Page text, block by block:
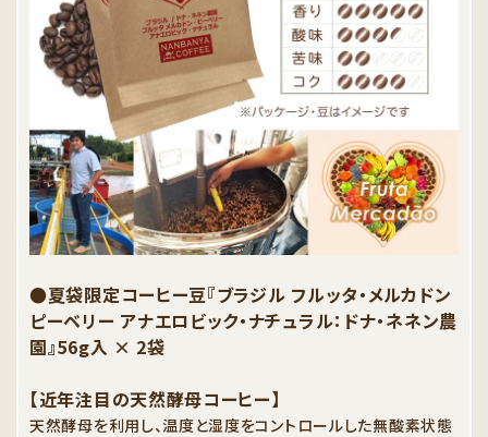
●夏袋限定コーヒー豆『ブラジル フルッタ・メルカドン
ピーベリー アナエロビック・ナチュラル：ドナ・ネネン農
園』56g入 × 2袋
【近年注目の天然酵母コーヒー】
天然酵母を利用し、温度と湿度をコントロールした無酸素状態